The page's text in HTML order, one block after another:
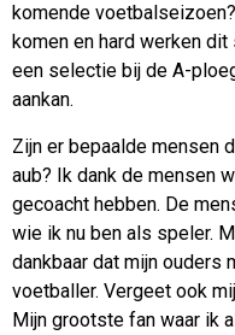
komende
komen en hard werken
een selectie bij de A-
aankan.
Zijn er bepaalde mensen
aub? Ik dank de mensen
gecoacht hebben. De
wie ik nu ben als speler.
dankbaar dat mijn ouders
voetballer. Vergeet ook
Mijn grootste fan waar ik